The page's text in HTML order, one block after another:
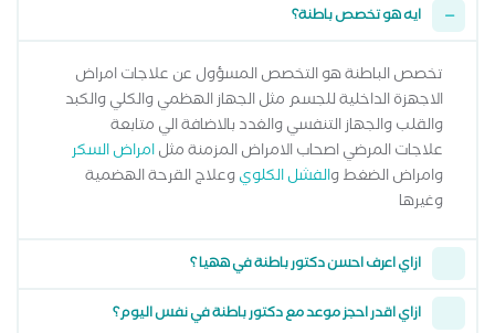
ايه هو تخصص باطنة؟
تخصص الباطنة هو التخصص المسؤول عن علاجات امراض
الاجهزة الداخلية للجسم مثل الجهاز الهظمي والكلي والكبد
والقلب والجهاز التنفسي والغدد بالاضافة الي متابعة
علاجات المرضي اصحاب الامراض المزمنة مثلامراض السكر
وامراض الضغط والفشل الكلويوعلاج القرحة الهضمية
وغيرها
ازاي اعرف احسن دكتور باطنة في ههيا ؟
ازاي اقدر احجز موعد مع دكتور باطنة في نفس اليوم؟